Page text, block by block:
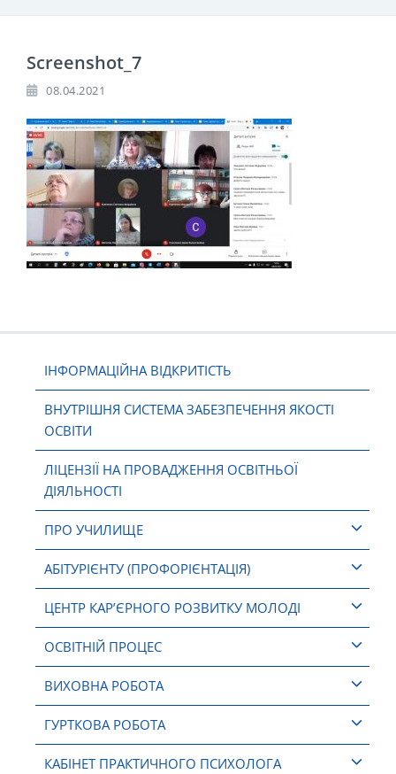
ІНФОРМАЦІЙНА ВІДКРИТІСТЬ
ВНУТРІШНЯ СИСТЕМА ЗАБЕЗПЕЧЕННЯ ЯКОСТІ
ОСВІТИ
ЛІЦЕНЗІЇ НА ПРОВАДЖЕННЯ ОСВІТНЬОЇ
ДІЯЛЬНОСТІ
ПРО УЧИЛИЩЕ
АБІТУРІЄНТУ (ПРОФОРІЄНТАЦІЯ)
ЦЕНТР КАР’ЄРНОГО РОЗВИТКУ МОЛОДІ
ОСВІТНІЙ ПРОЦЕС
ВИХОВНА РОБОТА
ГУРТКОВА РОБОТА
КАБІНЕТ ПРАКТИЧНОГО ПСИХОЛОГА
Screenshot_7
08.04.2021